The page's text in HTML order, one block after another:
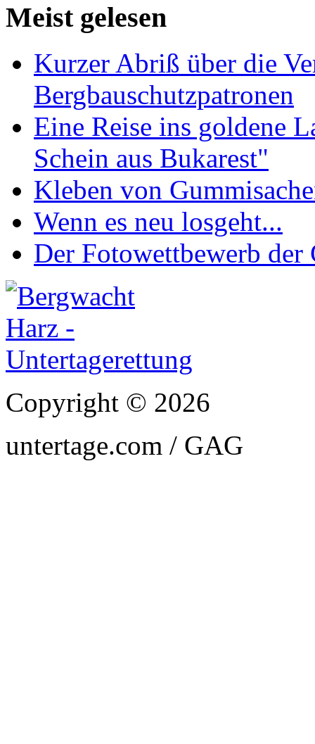
Meist gelesen
Kurzer Abriß über die
Bergbauschutzpatronen
Eine Reise ins goldene
Schein aus Bukarest"
Kleben von
Wenn es neu losgeht...
Der Fotowettbewerb der
Copyright © 2026
untertage.com / GAG